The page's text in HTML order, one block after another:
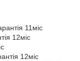
11міс
12міс
12міс